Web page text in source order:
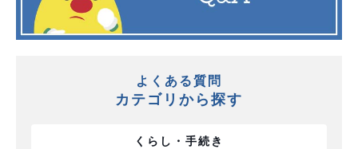
よくある質問
カテゴリから探す
くらし・手続き